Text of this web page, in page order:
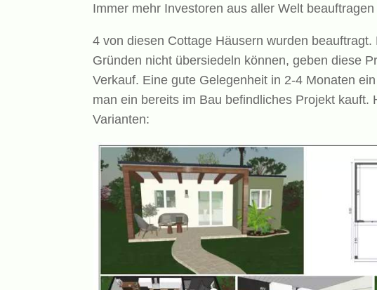
Immer mehr Investoren aus aller Welt
4 von diesen Cottage Häusern wurden
Gründen nicht übersiedeln können, geben diese
Verkauf. Eine gute Gelegenheit in 2-4 Monaten
man ein bereits im Bau befindliches Projekt
Varianten: